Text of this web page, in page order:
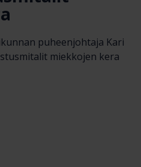
puheenjohtaja Kari
miekkojen kera